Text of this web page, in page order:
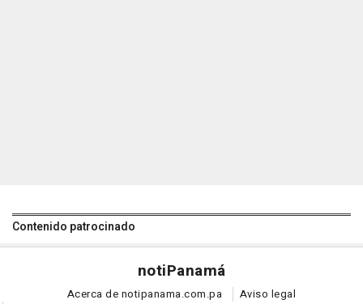
Contenido patrocinado
notiPanamá
Acerca de notipanama.com.pa
Aviso legal